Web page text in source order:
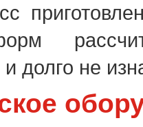
долго не